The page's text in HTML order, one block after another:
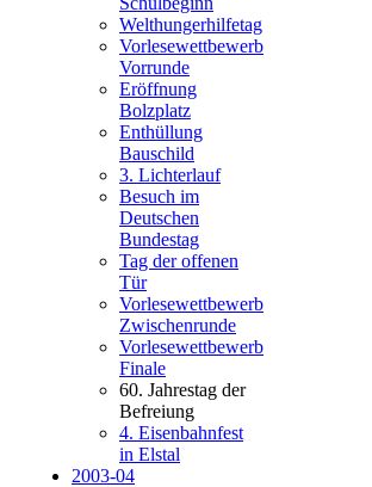
Welthungerhilfetag
Vorlesewettbewerb
Vorrunde
Eröffnung
Bolzplatz
Enthüllung
Bauschild
3. Lichterlauf
Besuch im
Deutschen
Bundestag
Tag der offenen
Tür
Vorlesewettbewerb
Zwischenrunde
Vorlesewettbewerb
Finale
60. Jahrestag der
Befreiung
4. Eisenbahnfest
in Elstal
2003-04